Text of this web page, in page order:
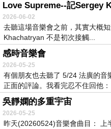
Love Supreme--記Sergey
2026-06-02
去聽這場音樂會之前，其實大概
Khachatryan 不是初次接觸...
感時音樂會
2026-05-25
有個朋友也去聽了 5/24 法廣的音
正面的評論。我看完忍不住回他：
吳靜嫻的多重宇宙
2026-05-25
昨天(20260524)音樂會曲目：